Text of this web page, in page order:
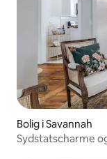
Bolig i Savannah
Sydstatscharme